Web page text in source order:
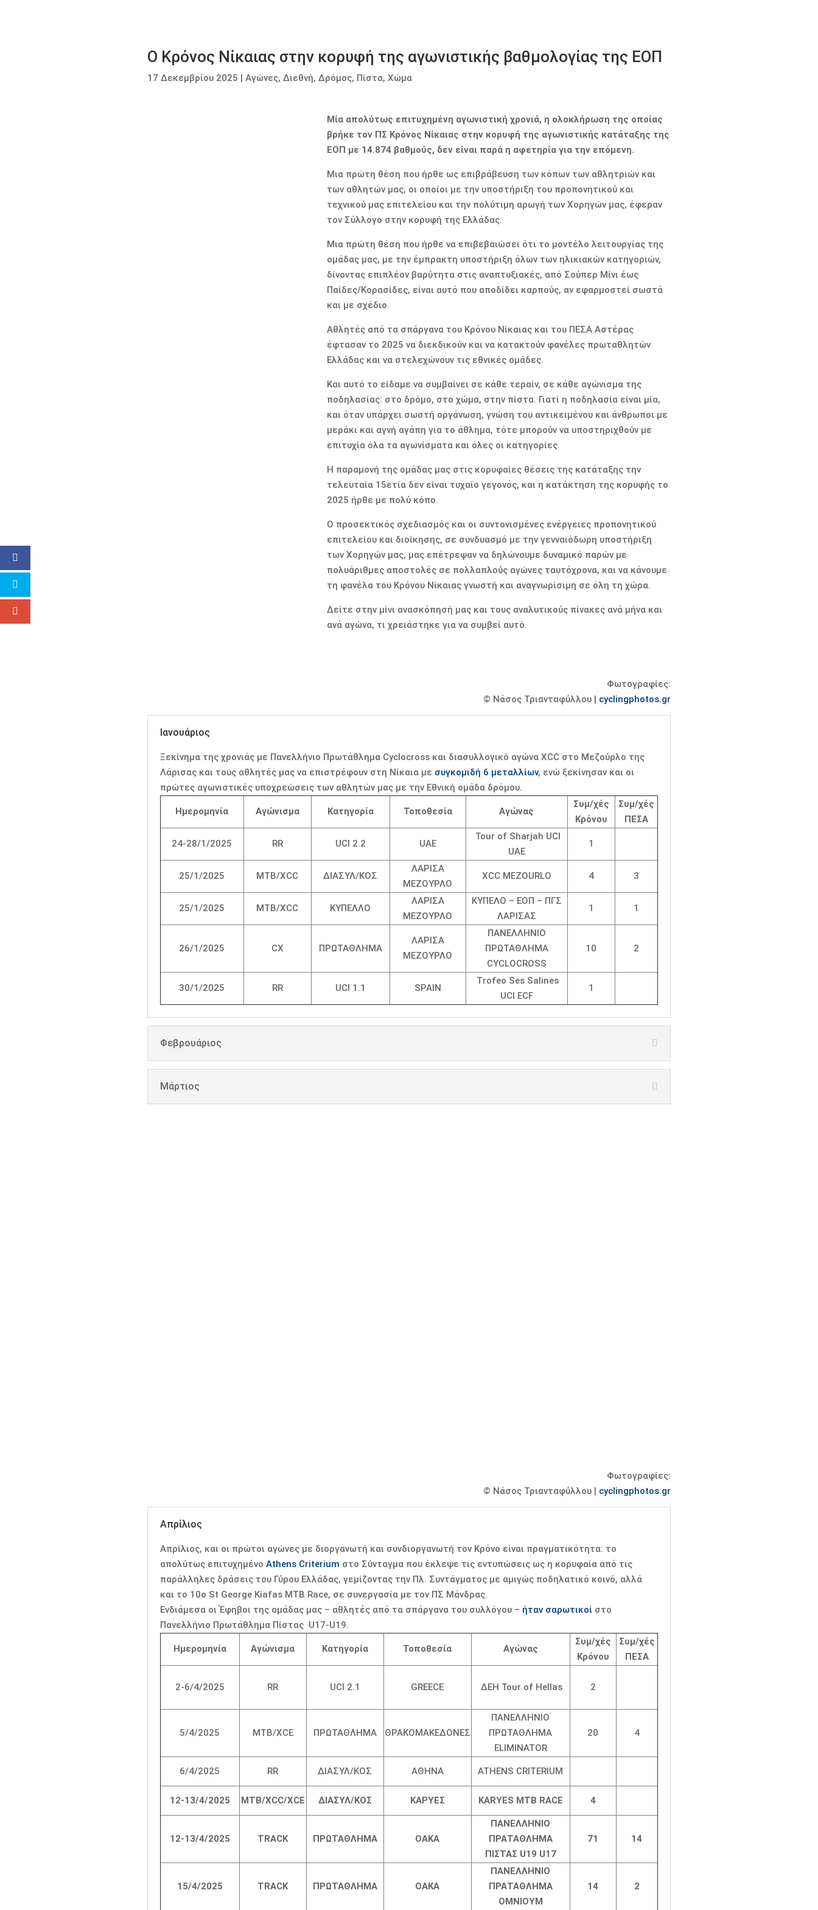
Ο Κρόνος Νίκαιας στην κορυφή της αγωνιστικής βαθμολογίας της ΕΟΠ
17 Δεκεμβρίου 2025 Αγώνες, Διεθνή, Δρόμος, Πίστα, Χώμα
Μία απολύτως επιτυχημένη αγωνιστική χρονιά, η ολοκλήρωση της οποίας
βρήκε τον ΠΣ Κρόνος Νίκαιας στην κορυφή της αγωνιστικής κατάταξης της
ΕΟΠ με 14.874 βαθμούς, δεν είναι παρά η αφετηρία για την επόμενη.
Μια πρώτη θέση που ήρθε ως επιβράβευση των κόπων των αθλητριών και
των αθλητών μας, οι οποίοι με την υποστήριξη του προπονητικού και
τεχνικού μας επιτελείου και την πολύτιμη αρωγή των Χορηγών μας, έφεραν
τον Σύλλογο στην κορυφή της Ελλάδας.
Μια πρώτη θέση που ήρθε να επιβεβαιώσει ότι το μοντέλο λειτουργίας της
ομάδας μας, με την έμπρακτη υποστήριξη όλων των ηλικιακών κατηγοριών,
δίνοντας επιπλέον βαρύτητα στις αναπτυξιακές, από Σούπερ Μίνι έως
Παίδες/Κορασίδες, είναι αυτό που αποδίδει καρπούς, αν εφαρμοστεί σωστά
και με σχέδιο.
Αθλητές από τα σπάργανα του Κρόνου Νίκαιας και του ΠΕΣΑ Αστέρας
έφτασαν το 2025 να διεκδικούν και να κατακτούν φανέλες πρωταθλητών
Ελλάδας και να στελεχώνουν τις εθνικές ομάδες.
Και αυτό το είδαμε να συμβαίνει σε κάθε τεραίν, σε κάθε αγώνισμα της
ποδηλασίας: στο δρόμο, στο χώμα, στην πίστα. Γιατί η ποδηλασία είναι μία,
και όταν υπάρχει σωστή οργάνωση, γνώση του αντικειμένου και άνθρωποι με
μεράκι και αγνή αγάπη για το άθλημα, τότε μπορούν να υποστηριχθούν με
επιτυχία όλα τα αγωνίσματα και όλες οι κατηγορίες.
Η παραμονή της ομάδας μας στις κορυφαίες θέσεις της κατάταξης την
τελευταία 15ετία δεν είναι τυχαίο γεγονός, και η κατάκτηση της κορυφής το
2025 ήρθε με πολύ κόπο.
Ο προσεκτικός σχεδιασμός και οι συντονισμένες ενέργειες προπονητικού
επιτελείου και διοίκησης, σε συνδυασμό με την γενναιόδωρη υποστήριξη
των Χορηγών μας, μας επέτρεψαν να δηλώνουμε δυναμικό παρών με
πολυάριθμες αποστολές σε πολλαπλούς αγώνες ταυτόχρονα, και να κάνουμε
τη φανέλα του Κρόνου Νίκαιας γνωστή και αναγνωρίσιμη σε όλη τη χώρα.
Δείτε στην μίνι ανασκόπησή μας και τους αναλυτικούς πίνακες ανά μήνα και
ανά αγώνα, τι χρειάστηκε για να συμβεί αυτό.
Φωτογραφίες:
© Νάσος Τριανταφύλλου | cyclingphotos.gr
Ιανουάριος
Ξεκίνημα της χρονιάς με Πανελλήνιο Πρωτάθλημα Cyclocross και διασυλλογικό αγώνα XCC στο Μεζούρλο της
Λάρισας και τους αθλητές μας να επιστρέφουν στη Νίκαια με συγκομιδή 6 μεταλλίων, ενώ ξεκίνησαν και οι
πρώτες αγωνιστικές υποχρεώσεις των αθλητών μας με την Εθνική ομάδα δρόμου.
Ημερομηνία Αγώνισμα Κατηγορία Τοποθεσία Αγώνας
Συμ/χές
Κρόνου
Συμ/χές
ΠΕΣΑ
24-28/1/2025 RR UCI 2.2 UAE
Tour of Sharjah UCI
UAE
1
25/1/2025 MTB/XCC ΔΙΑΣΥΛ/ΚΟΣ
ΛΑΡΙΣΑ
ΜΕΖΟΥΡΛΟ
XCC MEZOURLO 4 3
25/1/2025 MTB/XCC ΚΥΠΕΛΛΟ
ΛΑΡΙΣΑ
ΜΕΖΟΥΡΛΟ
ΚΥΠΕΛΟ – ΕΟΠ – ΠΓΣ
ΛΑΡΙΣΑΣ
1 1
26/1/2025 CX ΠΡΩΤΑΘΛΗΜΑ
ΛΑΡΙΣΑ
ΜΕΖΟΥΡΛΟ
ΠΑΝΕΛΛΗΝΙΟ
ΠΡΩΤΑΘΛΗΜΑ
CYCLOCROSS
10 2
30/1/2025 RR UCI 1.1 SPAIN
Trofeo Ses Salines
UCI ECF
1
Φεβρουάριος
Μάρτιος
Φωτογραφίες:
© Νάσος Τριανταφύλλου | cyclingphotos.gr
Απρίλιος
Απρίλιος, και οι πρώτοι αγώνες με διοργανωτή και συνδιοργανωτή τον Κρόνο είναι πραγματικότητα: το
απολύτως επιτυχημένο Athens Criterium στο Σύνταγμα που έκλεψε τις εντυπώσεις ως η κορυφαία από τις
παράλληλες δράσεις του Γύρου Ελλάδας, γεμίζοντας την Πλ. Συντάγματος με αμιγώς ποδηλατικό κοινό, αλλά
και το 10ο St George Kiafas MTB Race, σε συνεργασία με τον ΠΣ Μάνδρας.
Ενδιάμεσα οι Έφηβοι της ομάδας μας – αθλητές από τα σπάργανα του συλλόγου – ήταν σαρωτικοίστο
Πανελλήνιο Πρωτάθλημα Πίστας U17-U19.
Ημερομηνία Αγώνισμα Κατηγορία Τοποθεσία Αγώνας
Συμ/χές
Κρόνου
Συμ/χές
ΠΕΣΑ
2-6/4/2025 RR UCI 2.1 GREECE ΔΕΗ Tour of Hellas 2
5/4/2025 MTB/XCE ΠΡΩΤΑΘΛΗΜΑ ΘΡΑΚΟΜΑΚΕΔΟΝΕΣ
ΠΑΝΕΛΛΗΝΙΟ
ΠΡΩΤΑΘΛΗΜΑ
ELIMINATOR
20 4
6/4/2025 RR ΔΙΑΣΥΛ/ΚΟΣ ΑΘΗΝΑ ATHENS CRITERIUM
12-13/4/2025 MTB/XCC/XCE ΔΙΑΣΥΛ/ΚΟΣ ΚΑΡΥΕΣ KARYES MTB RACE 4
12-13/4/2025 TRACK ΠΡΩΤΑΘΛΗΜΑ ΟΑΚΑ
ΠΑΝΕΛΛΗΝΙΟ
ΠΡΑΤΑΘΛΗΜΑ
ΠΙΣΤΑΣ U19 U17
71 14
15/4/2025 TRACK ΠΡΩΤΑΘΛΗΜΑ ΟΑΚΑ
ΠΑΝΕΛΛΗΝΙΟ
ΠΡΑΤΑΘΛΗΜΑ
OMNIOYM
14 2